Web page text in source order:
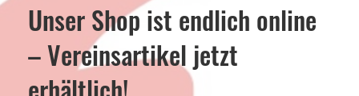
Unser Shop ist endlich online
– Vereinsartikel jetzt